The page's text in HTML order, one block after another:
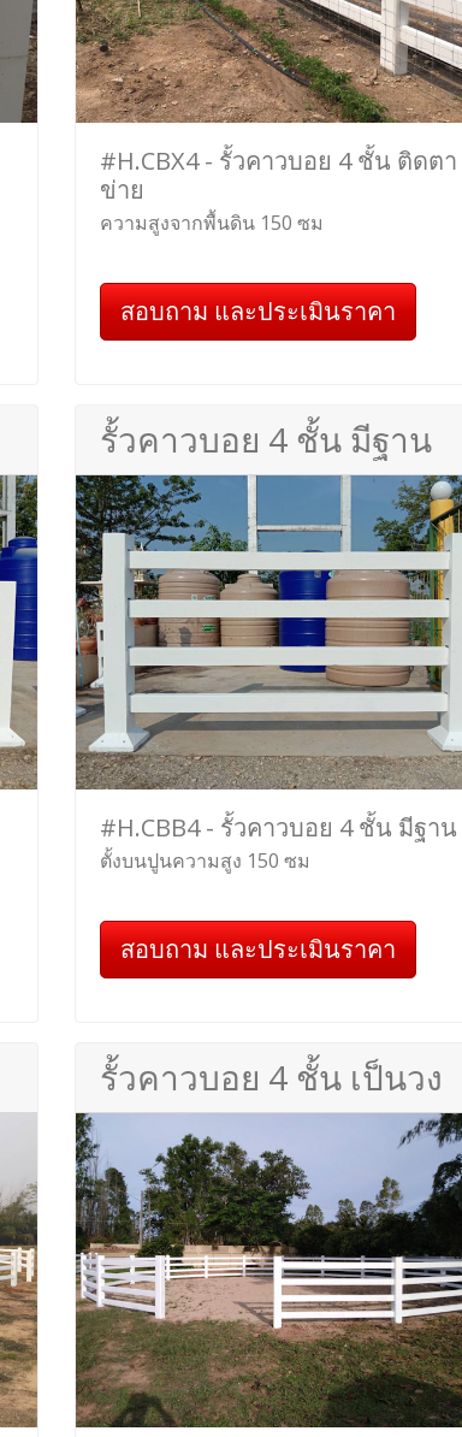
#H.CBX4 - รั้วคาวบอย 4 ชั้น ติดตา
ข่าย
ความสูงจากพื้นดิน 150 ซม
สอบถาม และประเมินราคา
รั้วคาวบอย 4 ชั้น มีฐาน
#H.CBB4 - รั้วคาวบอย 4 ชั้น มีฐาน
ตั้งบนปูนความสูง 150 ซม
สอบถาม และประเมินราคา
รั้วคาวบอย 4 ชั้น เป็นวง